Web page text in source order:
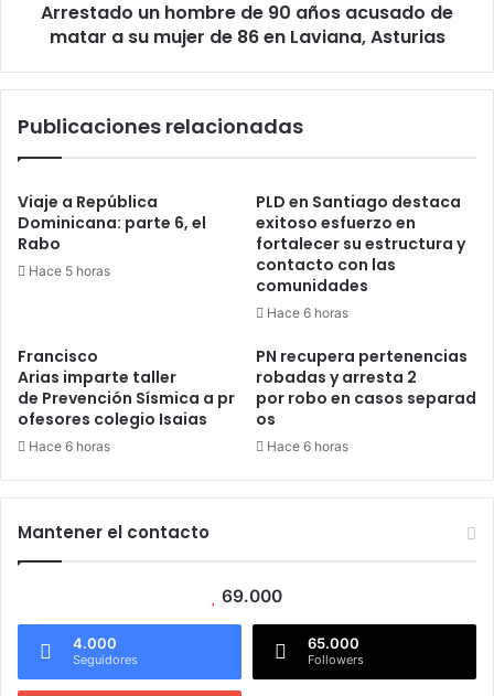
en
Arrestado un hombre de 90 años acusado de
matar a su mujer de 86 en Laviana, Asturias
Publicaciones relacionadas
Viaje a República
Dominicana: parte 6, el
Rabo
Hace 5 horas
PLD en Santiago destaca
exitoso esfuerzo en
fortalecer su estructura y
contacto con las
comunidades
Hace 6 horas
Francisco
Arias imparte taller
de Prevención Sísmica a pr
ofesores colegio Isaias
Hace 6 horas
PN recupera pertenencias
robadas y arresta 2
por robo en casos separad
os
Hace 6 horas
Mantener el contacto
69.000
4.000
Seguidores
65.000
Followers